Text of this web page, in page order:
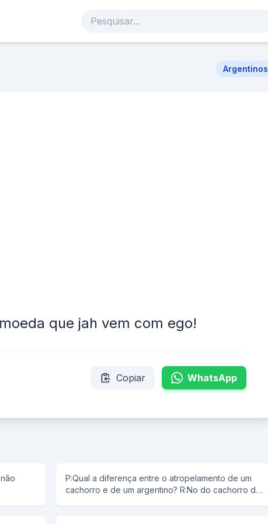
Argentinos
que jah vem com ego!
Copiar WhatsApp
P:Qual a diferença entre o atropelamento de um
cachorro e de um argentino? R:No do cachorro dá